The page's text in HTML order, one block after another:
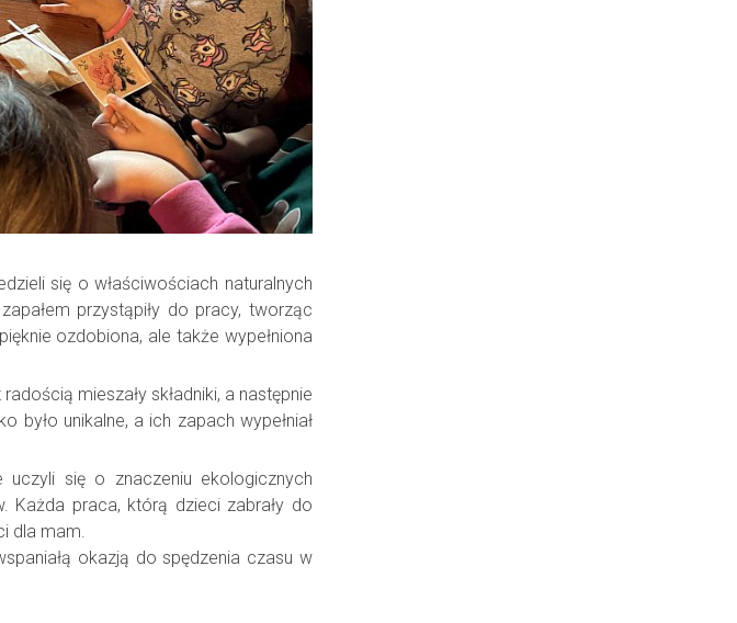
się o właściwościach naturalnych
przystąpiły do pracy, tworząc
ozdobiona, ale także wypełniona
mieszały składniki, a następnie
było unikalne, a ich zapach wypełniał
się o znaczeniu ekologicznych
Każda praca, którą dzieci zabrały do
dla mam.
okazją do spędzenia czasu w